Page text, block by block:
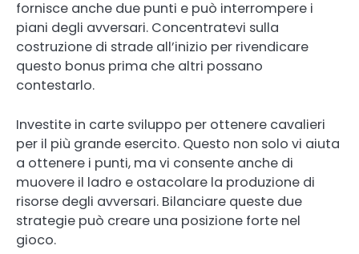
fornisce anche due punti e può interrompere i
piani degli avversari. Concentratevi sulla
costruzione di strade all’inizio per rivendicare
questo bonus prima che altri possano
contestarlo.
Investite in carte sviluppo per ottenere cavalieri
per il più grande esercito. Questo non solo vi aiuta
a ottenere i punti, ma vi consente anche di
muovere il ladro e ostacolare la produzione di
risorse degli avversari. Bilanciare queste due
strategie può creare una posizione forte nel
gioco.